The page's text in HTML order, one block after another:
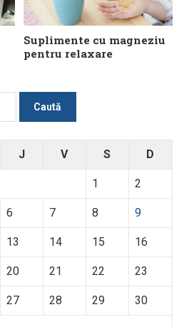
Suplimente cu magneziu
pentru relaxare
J V S D
1 2
6 7 8 9
13 14 15 16
20 21 22 23
27 28 29 30